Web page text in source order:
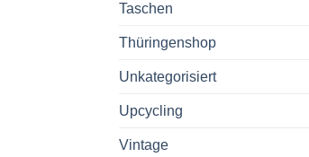
Taschen
Thüringenshop
Unkategorisiert
Upcycling
Vintage